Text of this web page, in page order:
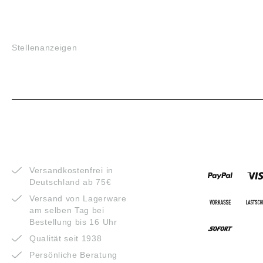
Stellenanzeigen
Versandkostenfrei in
Deutschland ab 75€
Versand von Lagerware
am selben Tag bei
Bestellung bis 16 Uhr
Qualität seit 1938
Persönliche Beratung